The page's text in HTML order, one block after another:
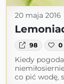
20 maja 2016
98 0
Kiedy
co pić wodę,